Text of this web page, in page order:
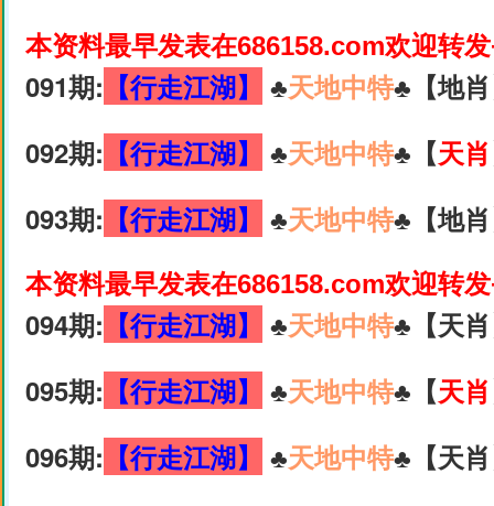
本资料最早发表在686158.com欢迎转
091期: 【行走江湖】 ♣️天地中特♣️【地
092期: 【行走江湖】 ♣️天地中特♣️【天肖
093期: 【行走江湖】 ♣️天地中特♣️【地
本资料最早发表在686158.com欢迎转
094期: 【行走江湖】 ♣️天地中特♣️【天
095期: 【行走江湖】 ♣️天地中特♣️【天肖
096期: 【行走江湖】 ♣️天地中特♣️【天